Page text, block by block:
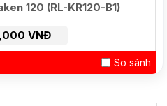
120 (RL-KR120-B1)
VNĐ
So sánh